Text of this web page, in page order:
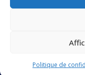
Politique de
Éthique
Services de
Services de
Résidents